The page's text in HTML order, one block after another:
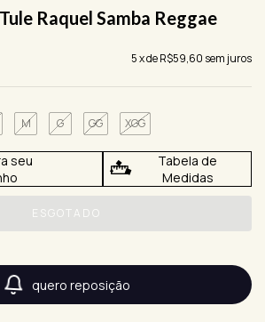
Raquel Samba Reggae
5x deR$59,60 sem juros
M G GG XGG
seu
Tabela de
Medidas
quero reposição